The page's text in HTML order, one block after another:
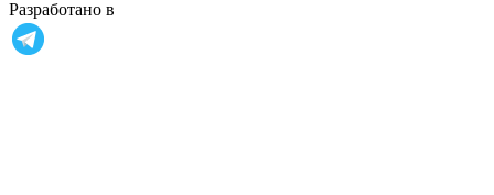
Разработано в